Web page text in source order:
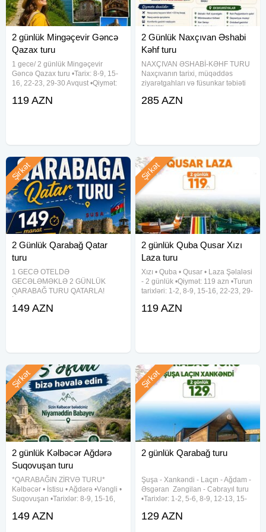
2 günlük Mingəçevir Gəncə
Qazax turu
1 gece/ 2 günlük Mingəçevir
Gəncə Qazax turu •Tarix: 8-9, 15-
16, 22-23, 29-30 Avqust •Qiymət:
Kür çayında gəmi gəzintisi (əlavə
119 AZN
2 Günlük Naxçıvan Əshabi
Kəhf turu
NAXÇIVAN ƏSHABİ-KƏHF TURU
Naxçıvanın tarixi, müqəddəs
ziyarətgahları və füsunkar təbiəti
möhtəşəm səyahət! Tarixlər:11-12 ,
285 AZN
2 Günlük Qarabağ Qatar
turu
1 GECƏ OTELDƏ
GECƏLƏMƏKLƏ 2 GÜNLÜK
QARABAĞ TURU QATARLA!
müasir oturacaq tipli sürərtli
Şirkət
149 AZN
2 günlük Quba Qusar Xızı
Laza turu
Xızı • Quba • Qusar • Laza Şəlaləsi
- 2 günlük •Qiymət: 119 azn •Turun
tarixləri: 1-2, 8-9, 15-16, 22-23, 29-
gün Xızı - Altıağac (giriş: 5 azn) -
Şirkət
119 AZN
2 günlük Kəlbəcər Ağdərə
Suqovuşan turu
*QARABAĞIN ZİRVƏ TURU*
Kəlbəcər • İstisu • Ağdərə •Vəngli •
Suqovuşan •Tarixlər: 8-9, 15-16,
Riverside hotel (*4): 149 azn
Şirkət
149 AZN
2 günlük Qarabağ turu
Şuşa ︎- Xankəndi ︎- Laçın ︎- Ağdam ︎-
Əsgəran ︎ Zəngilan ︎- Cəbrayıl turu
•Tarixlər: 1-2, 5-6, 8-9, 12-13, 15-
Avqust •Qiymətlər: ✓Laçında
Şirkət
129 AZN